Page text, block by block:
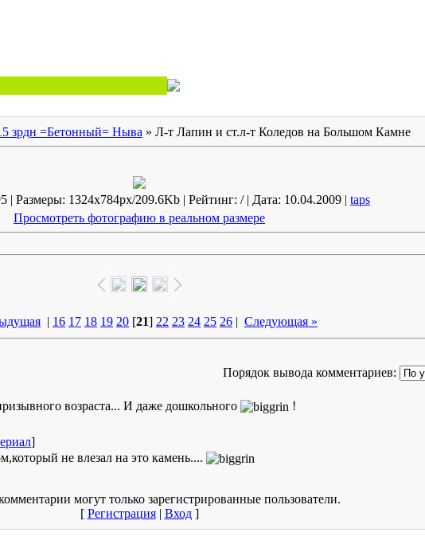
зрдн =Бетонный= Ныва » Л-т Лапин и ст.л-т Коледов на Большом Камне
| Размеры: 1324x784px/209.6Kb | Рейтинг: / | Дата: 10.04.2009 | taps
Просмотреть фотографию в реальном размере
| 16 17 18 19 20 [21] 22 23 24 25 26 | Следующая »
Порядок вывода комментариев:
возраста... И даже дошкольного
!
]
не влезал на это камень....
могут только зарегистрированные пользователи.
[ Регистрация| Вход]